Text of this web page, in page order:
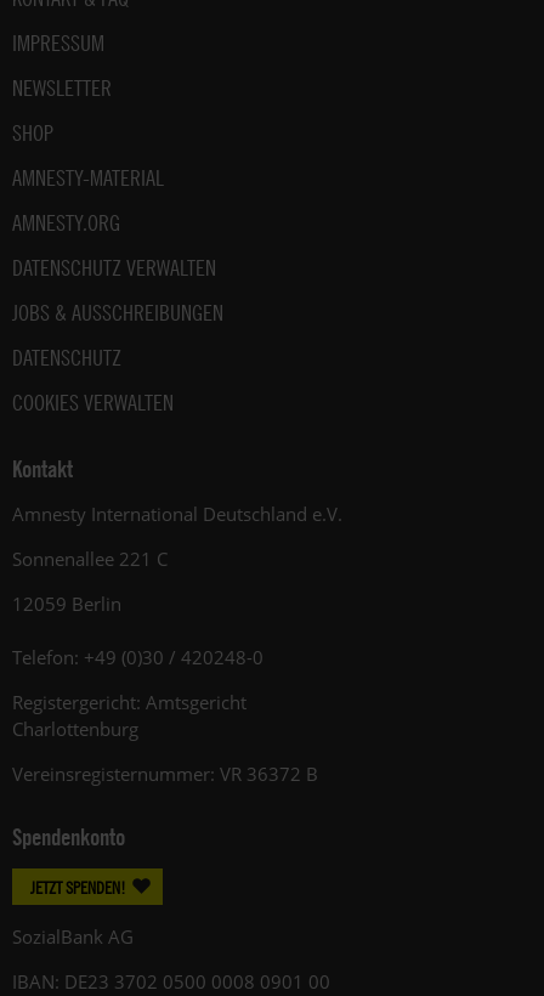
IMPRESSUM
NEWSLETTER
SHOP
AMNESTY-MATERIAL
AMNESTY.ORG
DATENSCHUTZ VERWALTEN
JOBS & AUSSCHREIBUNGEN
DATENSCHUTZ
COOKIES VERWALTEN
Kontakt
Amnesty International Deutschland e.V.
Sonnenallee 221 C
12059 Berlin
Telefon: +49 (0)30 / 420248-0
Registergericht: Amtsgericht
Charlottenburg
Vereinsregisternummer: VR 36372 B
Spendenkonto
JETZT SPENDEN!
SozialBank AG
IBAN: DE23 3702 0500 0008 0901 00